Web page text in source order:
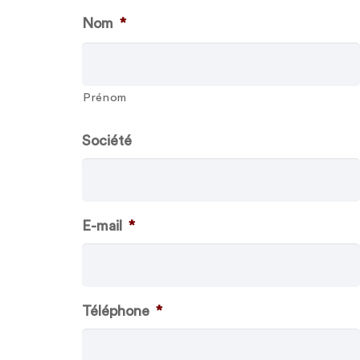
Nom *
Prénom
Société
E-mail *
Téléphone *